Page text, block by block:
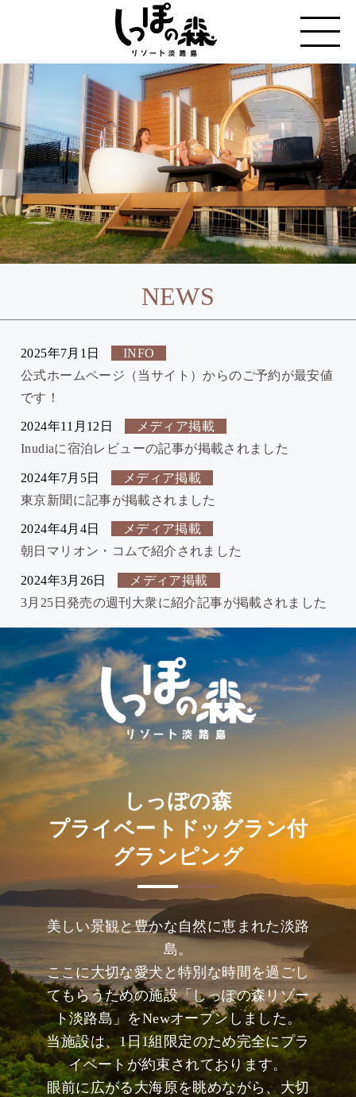
NEWS
2025年7月1日
INFO
公式ホームページ（当サイト）からのご予約が最安値
です！
2024年11月12日
メディア掲載
Inudiaに宿泊レビューの記事が掲載されました
2024年7月5日
メディア掲載
東京新聞に記事が掲載されました
2024年4月4日
メディア掲載
朝日マリオン・コムで紹介されました
2024年3月26日
メディア掲載
3月25日発売の週刊大衆に紹介記事が掲載されました
しっぽの森
プライベートドッグラン付
グランピング
美しい景観と豊かな自然に恵まれた淡路
島。
ここに大切な愛犬と特別な時間を過ごし
てもらうための施設「しっぽの森リゾー
ト淡路島」をNewオープンしました。
当施設は、1日1組限定のため完全にプラ
イベートが約束されております。
眼前に広がる大海原を眺めながら、大切